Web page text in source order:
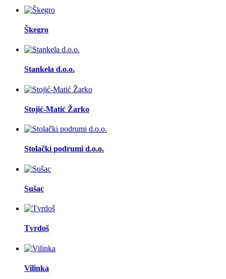
Škegro
Stankela d.o.o.
Stojić-Matić Žarko
Stolački podrumi d.o.o.
Sušac
Tvrdoš
Vilinka